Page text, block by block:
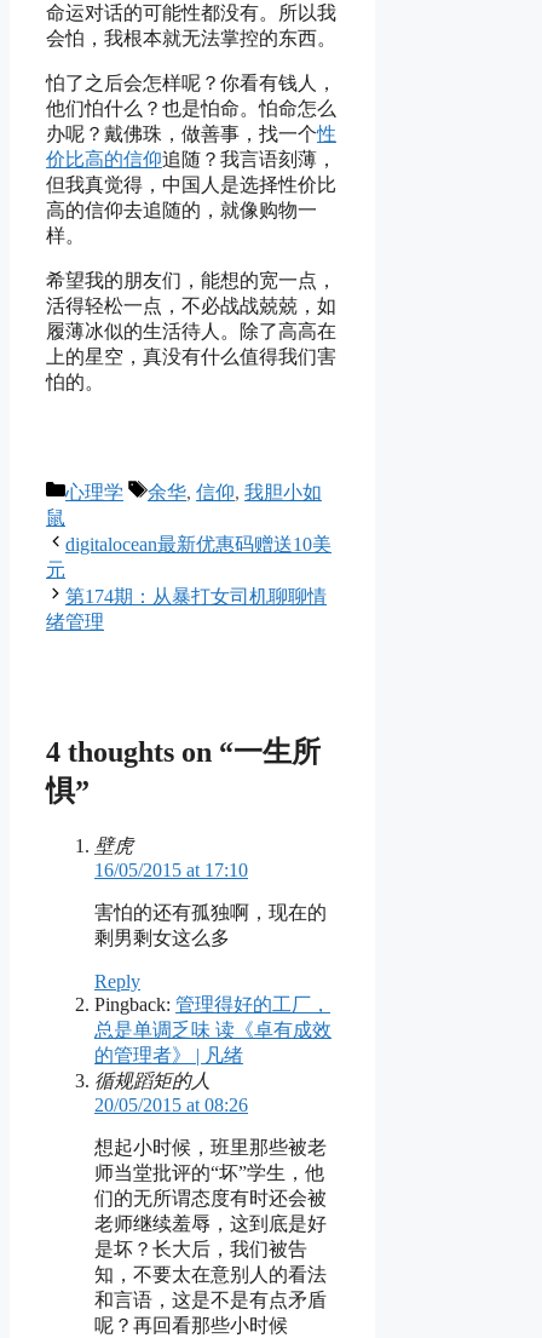
命运对话的可能性都没有。所以我
会怕，我根本就无法掌控的东西。
怕了之后会怎样呢？你看有钱人，
他们怕什么？也是怕命。怕命怎么
办呢？戴佛珠，做善事，找一个性
价比高的信仰追随？我言语刻薄，
但我真觉得，中国人是选择性价比
高的信仰去追随的，就像购物一
样。
希望我的朋友们，能想的宽一点，
活得轻松一点，不必战战兢兢，如
履薄冰似的生活待人。除了高高在
上的星空，真没有什么值得我们害
怕的。
Categories
心理学 Tags
余华, 信仰, 我胆小如
鼠
digitalocean最新优惠码赠送10美
元
第174期：从暴打女司机聊聊情
绪管理
4 thoughts on “一生所
惧”
壁虎
16/05/2015 at 17:10
害怕的还有孤独啊，现在的
剩男剩女这么多
Reply
Pingback: 管理得好的工厂，
总是单调乏味 读《卓有成效
的管理者》 | 凡绪
循规蹈矩的人
20/05/2015 at 08:26
想起小时候，班里那些被老
师当堂批评的“坏”学生，他
们的无所谓态度有时还会被
老师继续羞辱，这到底是好
是坏？长大后，我们被告
知，不要太在意别人的看法
和言语，这是不是有点矛盾
呢？再回看那些小时候